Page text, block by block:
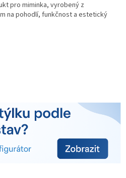
pro miminka, vyrobený z
na pohodlí, funkčnost a estetický